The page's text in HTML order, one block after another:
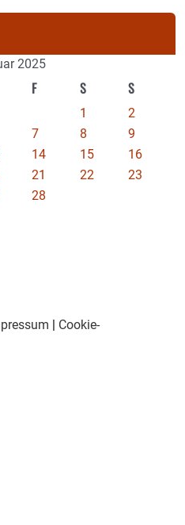
2025
F S S
1
2
7 8
9
14 15
16
21 22
23
28
| Cookie-